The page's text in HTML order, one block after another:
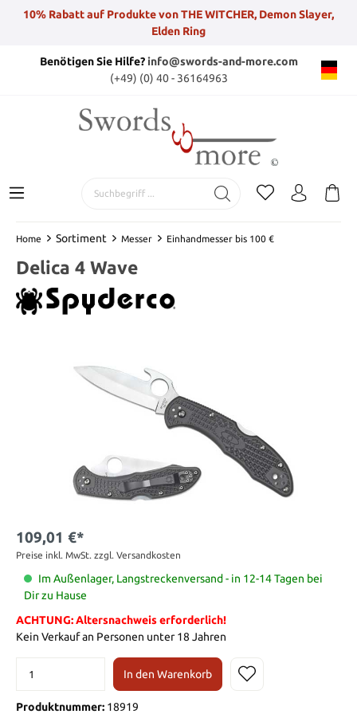
10% Rabatt auf Produkte von THE WITCHER, Demon Slayer,
Elden Ring
Benötigen Sie Hilfe?info@swords-and-more.com
(+49) (0) 40 - 36164963
Home Sortiment Messer Einhandmesser bis 100 €
Delica 4 Wave
109,01 €*
Preise inkl. MwSt. zzgl. Versandkosten
Im Außenlager, Langstreckenversand - in 12-14 Tagen bei
Dir zu Hause
ACHTUNG: Altersnachweis erforderlich!
Kein Verkauf an Personen unter 18 Jahren
In den Warenkorb
Produktnummer: 18919